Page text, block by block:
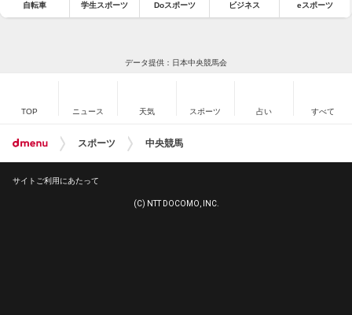
自転車 学生スポーツ Doスポーツ ビジネス eスポーツ
データ提供：日本中央競馬会
TOP ニュース 天気 スポーツ 占い すべて
スポーツ 中央競馬
サイトご利用にあたって
(C) NTT DOCOMO, INC.